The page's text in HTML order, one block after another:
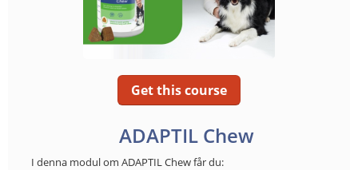
Get this course
ADAPTIL Chew
I denna modul om ADAPTIL Chew får du: